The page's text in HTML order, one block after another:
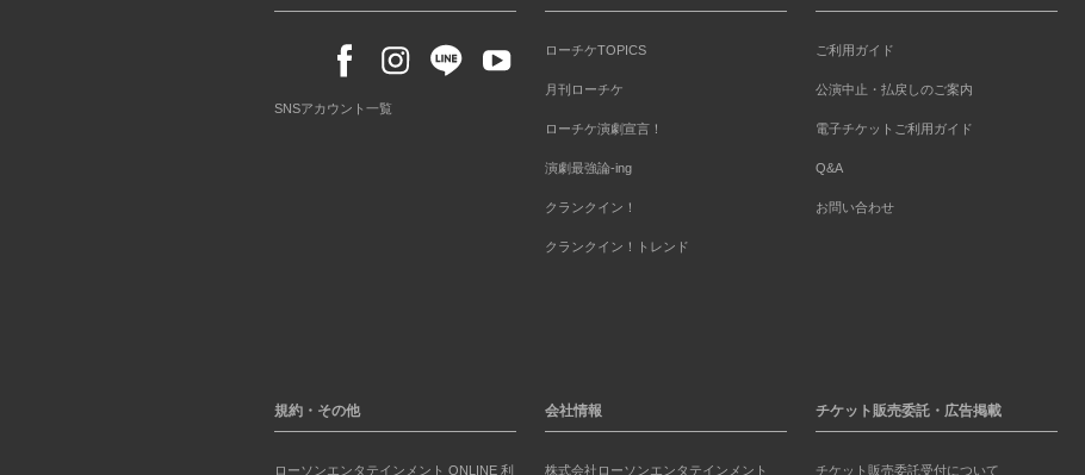
SNSアカウント一覧
ローチケTOPICS
月刊ローチケ
ローチケ演劇宣言！
演劇最強論-ing
クランクイン！
クランクイン！トレンド
ご利用ガイド
公演中止・払戻しのご案内
電子チケットご利用ガイド
Q&A
お問い合わせ
規約・その他
ローソンエンタテインメント ONLINE 利
会社情報
株式会社ローソンエンタテインメント
チケット販売委託・広告掲載
チケット販売委託受付について